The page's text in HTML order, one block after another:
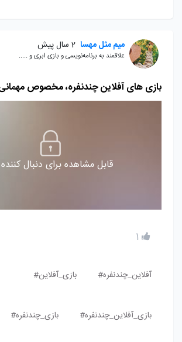
میم مثل مهسا 2 سال پیش
علاقمند به برنامه‌نویسی و بازی ابری و .....
بازی های آفلاین چندنفره، مخصوص
قابل مشاهده برای دنبال
1
آفلاین_چندنفره# بازی_آفلاین#
بازی_آفلاین_چندنفره# بازی_چندنفره#